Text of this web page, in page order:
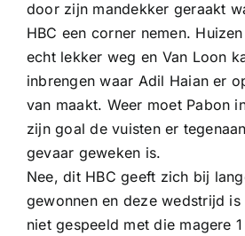
door zijn mandekker geraakt
HBC een corner nemen.
echt lekker weg en Van Loon
inbrengen waar Adil Haian er
van maakt. Weer moet Pabon
zijn goal de vuisten er
gevaar geweken is.
Nee, dit HBC geeft zich bij
gewonnen en deze wedstrijd
niet gespeeld met die magere